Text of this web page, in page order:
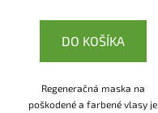
DO KOŠÍKA
Regeneračná maska na
poškodené a farbené vlasy je